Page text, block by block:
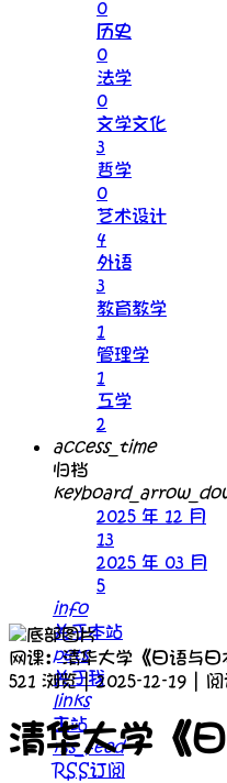
0
历史
0
法学
0
文学文化
3
哲学
0
艺术设计
4
外语
3
教育教学
1
管理学
1
工学
2
access_time
归档
2025 年 12 月
13
2025 年 03 月
5
info
关于本站
pets
关于我
links
主站
rss_feed
RSS订阅
网课：清华大学《日语与
521 浏览 | 2025-12-19 |
清华大学《